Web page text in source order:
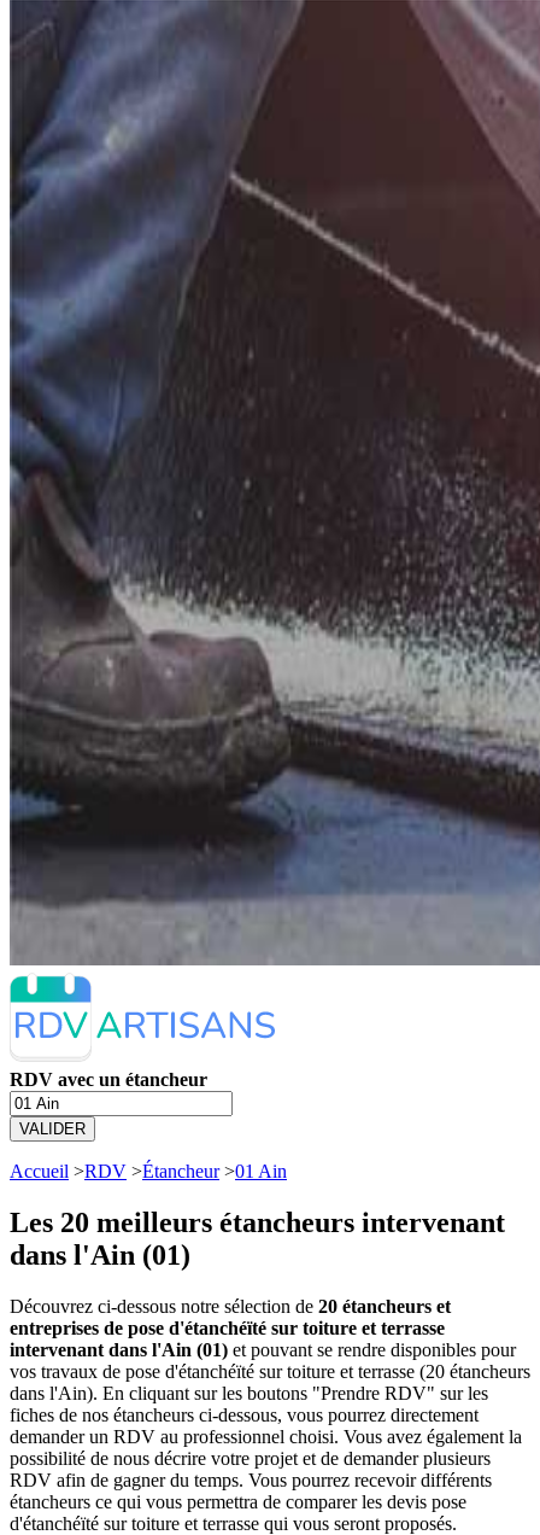
RDV avec un étancheur
VALIDER
Accueil >RDV >Étancheur>01 Ain
Les 20 meilleurs étancheurs intervenant
dans l'Ain (01)
Découvrez ci-dessous notre sélection de 20 étancheurs et
entreprises de pose d'étanchéïté sur toiture et terrasse
intervenant dans l'Ain (01) et pouvant se rendre disponibles pour
vos travaux de pose d'étanchéïté sur toiture et terrasse (20 étancheurs
dans l'Ain). En cliquant sur les boutons "Prendre RDV" sur les
fiches de nos étancheurs ci-dessous, vous pourrez directement
demander un RDV au professionnel choisi. Vous avez également la
possibilité de nous décrire votre projet et de demander plusieurs
RDV afin de gagner du temps. Vous pourrez recevoir différents
étancheurs ce qui vous permettra de comparer les devis pose
d'étanchéïté sur toiture et terrasse qui vous seront proposés.